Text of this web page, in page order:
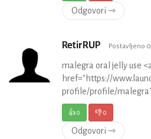
Odgovori ⇾
RetirRUP Postavljeno
malegra oral jelly use
href="https://
profile/profile/
👍0 👎0
Odgovori ⇾